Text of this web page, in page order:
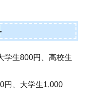
学生800円、高校生
円、大学生1,000